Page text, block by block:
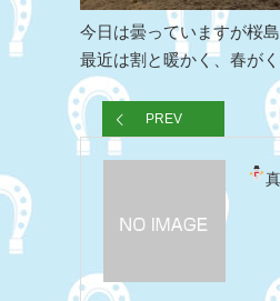
今日は曇っていますが桜
最近は割と暖かく、春が
PREV